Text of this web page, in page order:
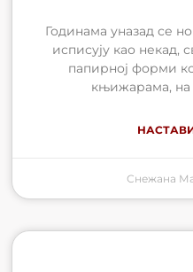
Годинама уназад се
исписују као некад,
папирној форми
књижарама, на
Снежана